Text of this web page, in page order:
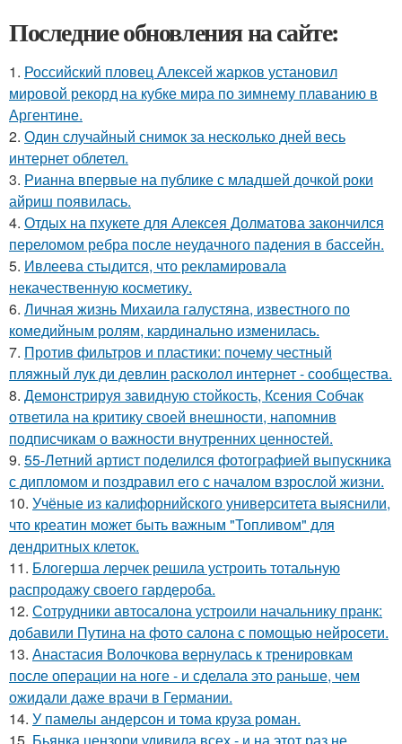
Последние обновления на сайте:
1. Российский пловец Алексей жарков установил
мировой рекорд на кубке мира по зимнему плаванию в
Аргентине.
2. Один случайный снимок за несколько дней весь
интернет облетел.
3. Рианна впервые на публике с младшей дочкой роки
айриш появилась.
4. Отдых на пхукете для Алексея Долматова закончился
переломом ребра после неудачного падения в бассейн.
5. Ивлеева стыдится, что рекламировала
некачественную косметику.
6. Личная жизнь Михаила галустяна, известного по
комедийным ролям, кардинально изменилась.
7. Против фильтров и пластики: почему честный
пляжный лук ди девлин расколол интернет - сообщества.
8. Демонстрируя завидную стойкость, Ксения Собчак
ответила на критику своей внешности, напомнив
подписчикам о важности внутренних ценностей.
9. 55-Летний артист поделился фотографией выпускника
с дипломом и поздравил его с началом взрослой жизни.
10. Учёные из калифорнийского университета выяснили,
что креатин может быть важным "Топливом" для
дендритных клеток.
11. Блогерша лерчек решила устроить тотальную
распродажу своего гардероба.
12. Сотрудники автосалона устроили начальнику пранк:
добавили Путина на фото салона с помощью нейросети.
13. Анастасия Волочкова вернулась к тренировкам
после операции на ноге - и сделала это раньше, чем
ожидали даже врачи в Германии.
14. У памелы андерсон и тома круза роман.